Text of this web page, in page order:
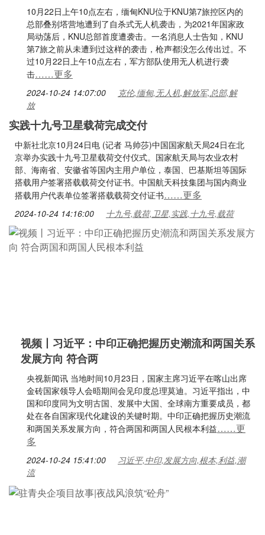
10月22日上午10点左右，缅甸KNU位于KNU第7旅控区内的
总部叠别塔营地遭到了自杀式无人机袭击，为2021年国家政
局动荡后，KNU总部首度遭袭击。一名消息人士告知，KNU
第7旅之前从未遭到过这样的袭击，枪声都没怎么传出过。不
过10月22日上午10点左右，军方部队使用无人机进行袭
击……更多
2024-10-24 14:07:00
克伦,缅甸,无人机,解放军,总部,解
放
实践十九号卫星载荷完成交付
中新社北京10月24日电 (记者 马帅莎)中国国家航天局24日在北
京举办实践十九号卫星载荷交付仪式。国家航天局与农业农村
部、海南省、安徽省等国内主用户单位，泰国、巴基斯坦等国际
搭载用户签署搭载载荷交付证书。中国航天科技集团与国内商业
搭载用户代表单位签署搭载载荷交付证书……更多
2024-10-24 14:16:00 十九号,载荷,卫星,实践,十九号,载荷
视频丨习近平：中印正确把握历史潮流和两国关系
发展方向 符合两
央视新闻讯 当地时间10月23日，国家主席习近平在喀山出席
金砖国家领导人会晤期间会见印度总理莫迪。习近平指出，中
国和印度同为文明古国、发展中大国、全球南方重要成员，都
处在各自国家现代化建设的关键时期。中印正确把握历史潮流
和两国关系发展方向，符合两国和两国人民根本利益……更
多
2024-10-24 15:41:00
习近平,中印,发展方向,根本,利益,潮
流